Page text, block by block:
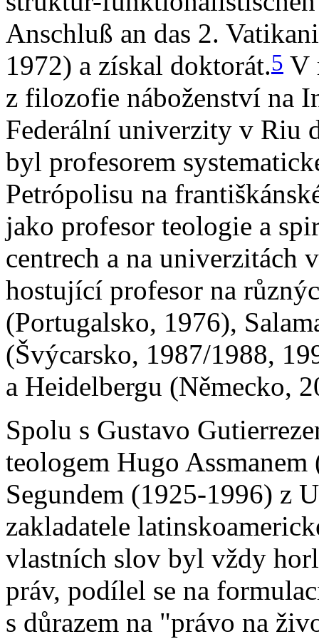
Anschluß an das 2.
1972) a získal doktorát.5 V
z filozofie náboženství na
Federální univerzity v Riu
byl profesorem
Petrópolisu na
jako profesor teologie a
centrech a na
hostující profesor na
(Portugalsko, 1976),
(Švýcarsko, 1987/1988,
a Heidelbergu (Německo,
Spolu s Gustavo
teologem Hugo
Segundem (1925-1996) z
zakladatele
vlastních slov byl vždy
práv, podílel se na
s důrazem na "právo na